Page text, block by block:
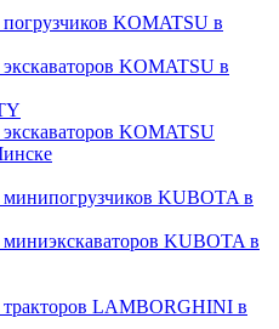
погрузчиков KOMATSU в
экскаваторов KOMATSU в
экскаваторов KOMATSU
минипогрузчиков KUBOTA в
миниэкскаваторов KUBOTA в
тракторов LAMBORGHINI в